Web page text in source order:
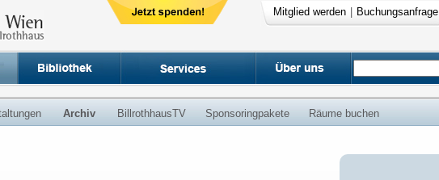
Mitglied werden Buchungsanfrage
Archiv BillrothhausTV Sponsoringpakete Räume buchen